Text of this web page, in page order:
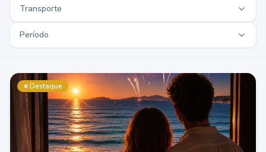
Transporte
Período
⭐ Destaque